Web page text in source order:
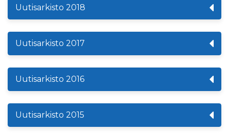
Uutisarkisto 2018
Uutisarkisto 2017
Uutisarkisto 2016
Uutisarkisto 2015